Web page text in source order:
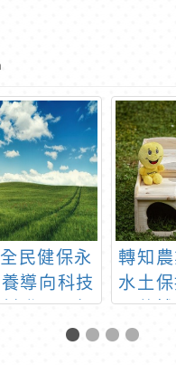
民健保永
導向科技
發展及師
」實施計畫
轉知
水土
工藝
保防